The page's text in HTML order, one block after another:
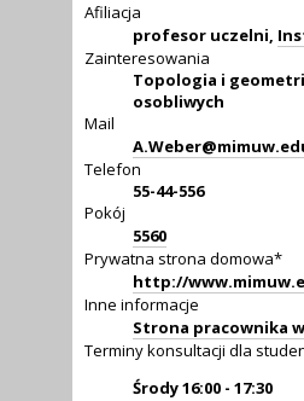
Afiliacja
profesor uczelni,
Zainteresowania
Topologia i
osobliwych
Mail
Telefon
55-44-556
Pokój
5560
Prywatna strona domowa*
http://
Inne informacje
Strona pracownika w
Terminy konsultacji dla
Środy 16:00 - 17:30